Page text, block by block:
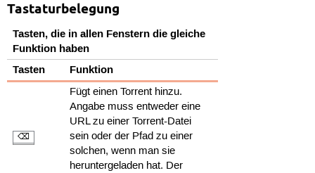
Tastaturbelegung
Tasten, die in allen Fenstern die gleiche
Funktion haben
Tasten
Funktion
⌫
Fügt einen Torrent hinzu.
Angabe muss entweder eine
URL zu einer Torrent-Datei
sein oder der Pfad zu einer
solchen, wenn man sie
heruntergeladen hat. Der